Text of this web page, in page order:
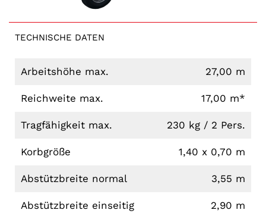
TECHNISCHE DATEN
Arbeitshöhe max. 27,00 m
Reichweite max. 17,00 m*
Tragfähigkeit max. 230 kg / 2 Pers.
Korbgröße 1,40 x 0,70 m
Abstützbreite normal 3,55 m
Abstützbreite einseitig 2,90 m